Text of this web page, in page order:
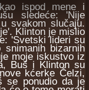
ispod mene i
sledeće: 'Nije
svakom slučaju.
Klinton je mislio
'Svetski lideri su
snimanih bizarnih
moje iskustvo iz
Buš i Klinton su
kćerke Čelzi,
se ponudio da je